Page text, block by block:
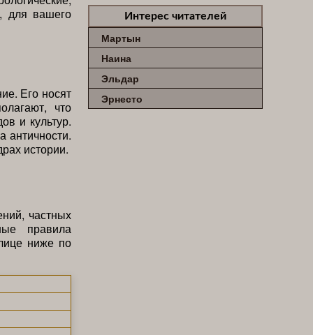
для вашего
Его носят
что
и культур.
античности.
истории.
частных
правила
ниже по
Интерес читателей
Мартын
Наина
Эльдар
Эрнесто